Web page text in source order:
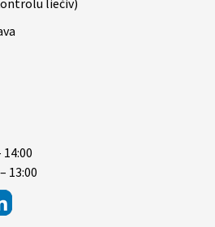
liečiv)
13:00